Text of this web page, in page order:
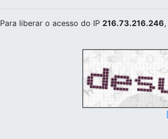
Para liberar o acesso do IP 216.73.216.246